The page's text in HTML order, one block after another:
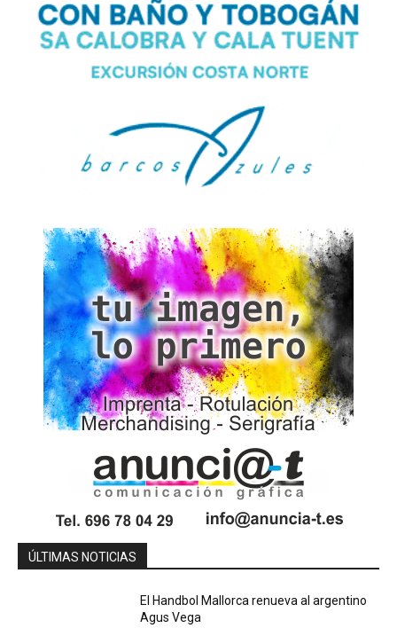
ÚLTIMAS NOTICIAS
El Handbol Mallorca renueva al argentino
Agus Vega